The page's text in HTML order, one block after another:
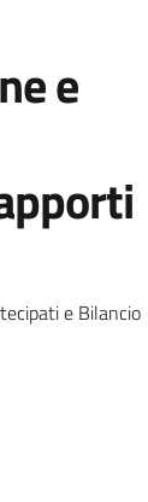
e
e Bilancio